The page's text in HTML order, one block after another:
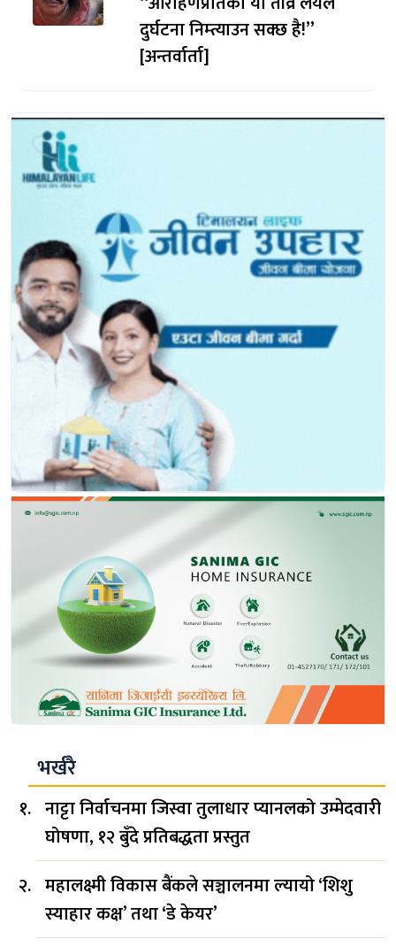
दुर्घटना निम्त्याउन सक्छ है!”
[अन्तर्वार्ता]
भर्खरै
नाट्टा निर्वाचनमा जिस्वा तुलाधार प्यानलको उम्मेदवारी
घोषणा, १२ बुँदे प्रतिबद्धता प्रस्तुत
महालक्ष्मी विकास बैंकले सञ्चालनमा ल्यायो ‘शिशु
स्याहार कक्ष’ तथा ‘डे केयर’